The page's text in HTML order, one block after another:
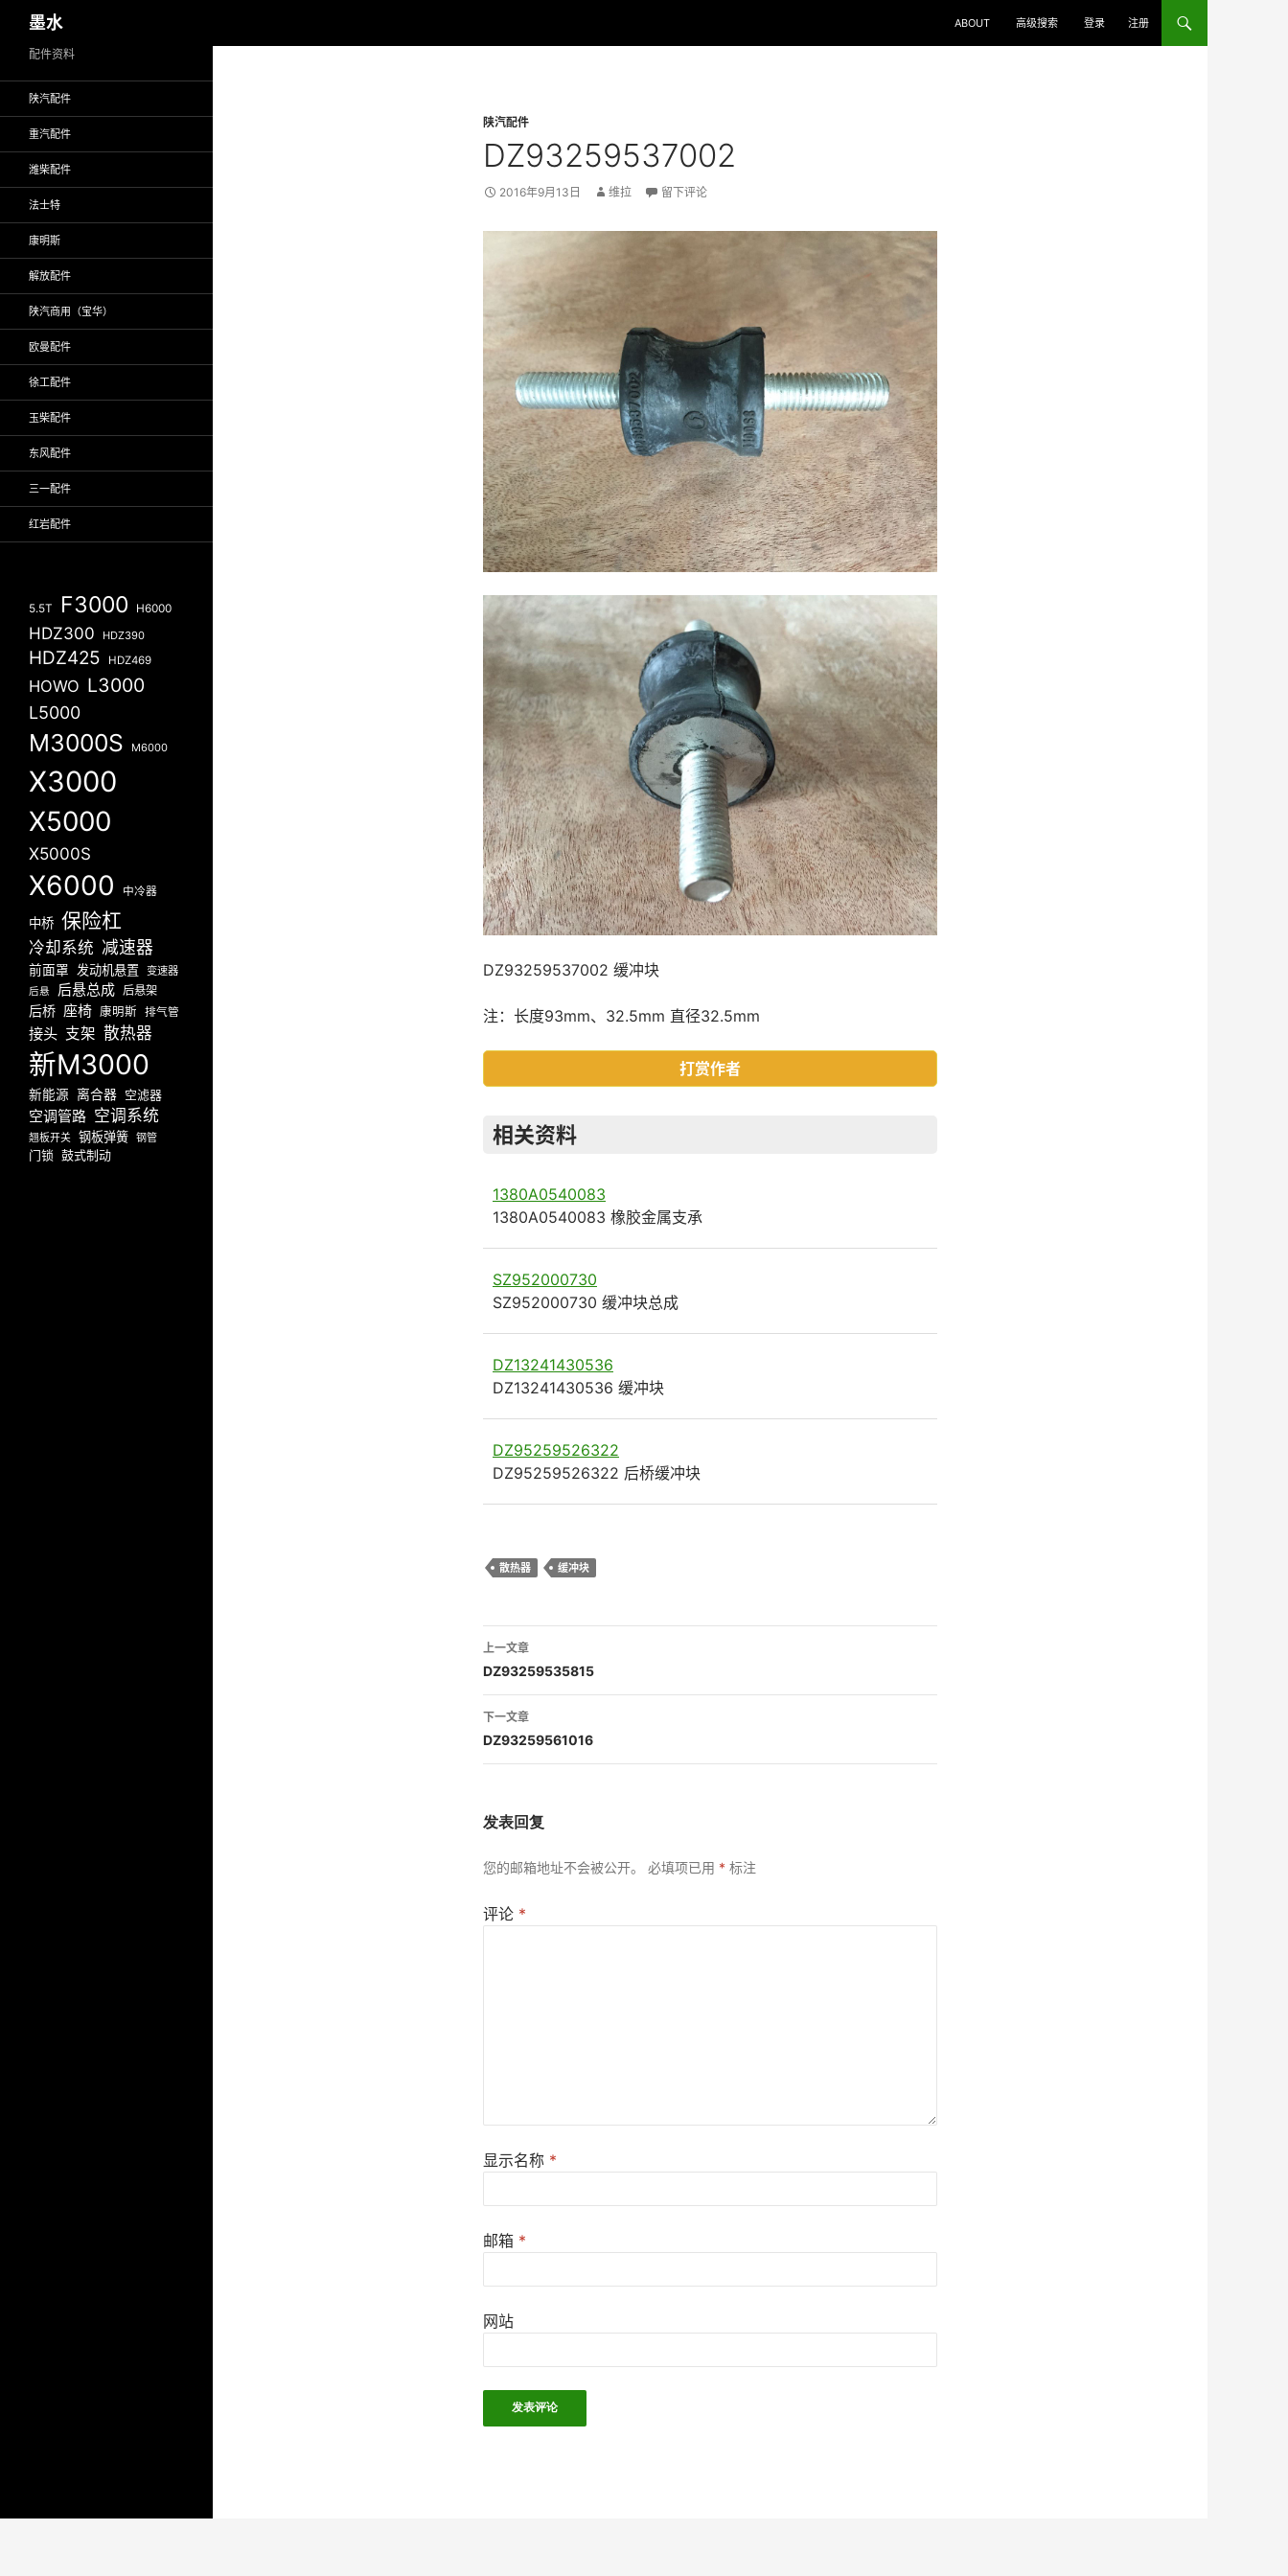
至
墨水 ABOUT 高级搜索 登录 注册
陕汽配件
DZ93259537002
2016年9月13日 维拉 留下评论
DZ93259537002 缓冲块
注：长度93mm、32.5mm 直径32.5mm
打赏作者
相关资料
1380A0540083
1380A0540083 橡胶金属支承
SZ952000730
SZ952000730 缓冲块总成
DZ13241430536
DZ13241430536 缓冲块
DZ95259526322
DZ95259526322 后桥缓冲块
散热器 缓冲块
文
章
导
航
上一文章
DZ93259535815
下一文章
DZ93259561016
发表回复
您的邮箱地址不会被公开。 必填项已用 * 标注
评论 *
显示名称 *
邮箱 *
网站
配件资料
陕汽配件
重汽配件
潍柴配件
法士特
康明斯
解放配件
陕汽商用（宝华）
欧曼配件
徐工配件
玉柴配件
东风配件
三一配件
红岩配件
5.5T F3000 H6000
HDZ300 HDZ390
HDZ425 HDZ469
HOWO L3000
L5000
M3000S M6000
X3000
X5000
X5000S
X6000 中冷器
中桥 保险杠
冷却系统 减速器
前面罩 发动机悬置 变速器
后悬 后悬总成 后悬架
后桥 座椅 康明斯 排气管
接头 支架 散热器
新M3000
新能源 离合器 空滤器
空调管路 空调系统
翘板开关 钢板弹簧 钢管
门锁 鼓式制动